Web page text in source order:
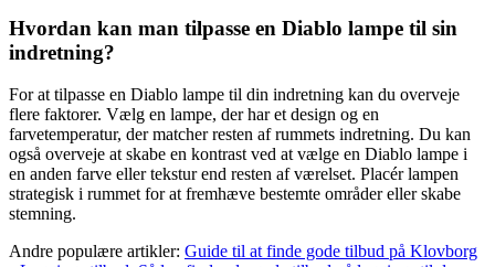
Hvordan kan man tilpasse en Diablo lampe til sin
indretning?
For at tilpasse en Diablo lampe til din indretning kan du overveje
flere faktorer. Vælg en lampe, der har et design og en
farvetemperatur, der matcher resten af rummets indretning. Du kan
også overveje at skabe en kontrast ved at vælge en Diablo lampe i
en anden farve eller tekstur end resten af værelset. Placér lampen
strategisk i rummet for at fremhæve bestemte områder eller skabe
stemning.
Andre populære artikler: Guide til at finde gode tilbud på Klovborg